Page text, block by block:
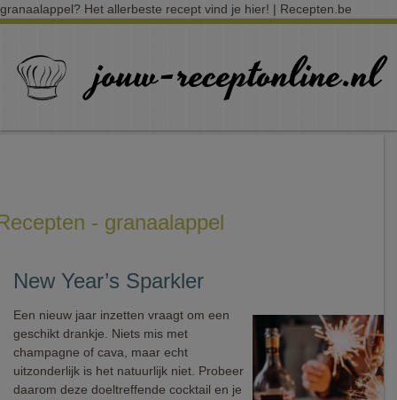
granaalappel? Het allerbeste recept vind je hier! | Recepten.be
- granaalappel
New Year’s Sparkler
Een nieuw jaar inzetten vraagt om een
geschikt drankje. Niets mis met
champagne of cava, maar echt
uitzonderlijk is het natuurlijk niet. Probeer
daarom deze doeltreffende cocktail en je